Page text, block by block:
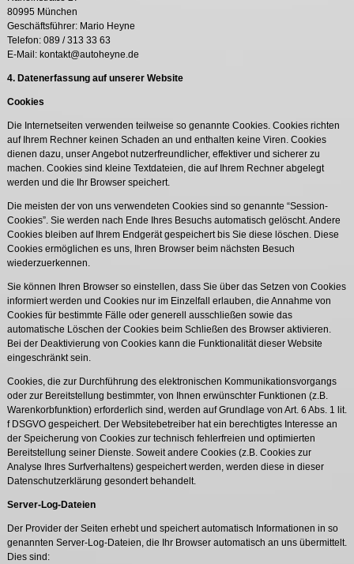
80995 München
Geschäftsführer: Mario Heyne
Telefon: 089 / 313 33 63
E-Mail: kontakt@autoheyne.de
4. Datenerfassung auf unserer Website
Cookies
Die Internetseiten verwenden teilweise so genannte Cookies. Cookies richten
auf Ihrem Rechner keinen Schaden an und enthalten keine Viren. Cookies
dienen dazu, unser Angebot nutzerfreundlicher, effektiver und sicherer zu
machen. Cookies sind kleine Textdateien, die auf Ihrem Rechner abgelegt
werden und die Ihr Browser speichert.
Die meisten der von uns verwendeten Cookies sind so genannte “Session-
Cookies”. Sie werden nach Ende Ihres Besuchs automatisch gelöscht. Andere
Cookies bleiben auf Ihrem Endgerät gespeichert bis Sie diese löschen. Diese
Cookies ermöglichen es uns, Ihren Browser beim nächsten Besuch
wiederzuerkennen.
Sie können Ihren Browser so einstellen, dass Sie über das Setzen von Cookies
informiert werden und Cookies nur im Einzelfall erlauben, die Annahme von
Cookies für bestimmte Fälle oder generell ausschließen sowie das
automatische Löschen der Cookies beim Schließen des Browser aktivieren.
Bei der Deaktivierung von Cookies kann die Funktionalität dieser Website
eingeschränkt sein.
Cookies, die zur Durchführung des elektronischen Kommunikationsvorgangs
oder zur Bereitstellung bestimmter, von Ihnen erwünschter Funktionen (z.B.
Warenkorbfunktion) erforderlich sind, werden auf Grundlage von Art. 6 Abs. 1 lit.
f DSGVO gespeichert. Der Websitebetreiber hat ein berechtigtes Interesse an
der Speicherung von Cookies zur technisch fehlerfreien und optimierten
Bereitstellung seiner Dienste. Soweit andere Cookies (z.B. Cookies zur
Analyse Ihres Surfverhaltens) gespeichert werden, werden diese in dieser
Datenschutzerklärung gesondert behandelt.
Server-Log-Dateien
Der Provider der Seiten erhebt und speichert automatisch Informationen in so
genannten Server-Log-Dateien, die Ihr Browser automatisch an uns übermittelt.
Dies sind: